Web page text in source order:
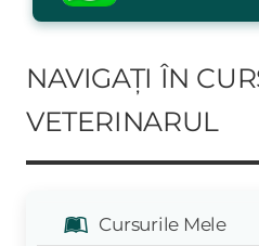
NAVIGAȚI ÎN
VETERINARUL
Cursurile Mele